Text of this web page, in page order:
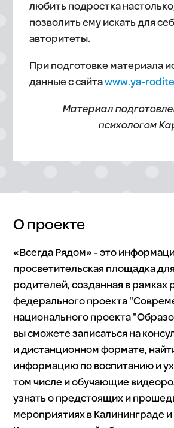
любить подростка
позволить ему искать для
авторитеты.
При подготовке материала
данные с сайтаwww.ya-
Материал
психологом
О проекте
«Всегда Рядом» - это
просветительская площадка
родителей, созданная в рамках
федерального проекта
национального проекта
вы сможете записаться на
и дистанционном формате,
информацию по воспитанию и
том числе и обучающие
узнать о предстоящих и
мероприятиях в Калининграде и